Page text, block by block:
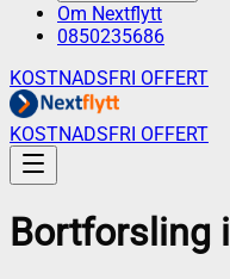
Om Nextflytt
0850235686
KOSTNADSFRI OFFERT
KOSTNADSFRI OFFERT
Bortforsling i